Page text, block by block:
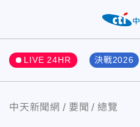
LIVE 24HR 決戰2026
中天新聞網 要聞 總覽